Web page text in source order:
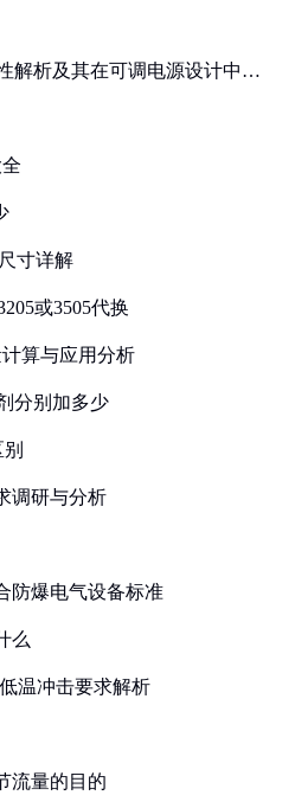
解析及其在可调电源设计中的
寸详解
或3505代换
算与应用分析
分别加多少
调研与分析
防爆电气设备标准
么
温冲击要求解析
流量的目的